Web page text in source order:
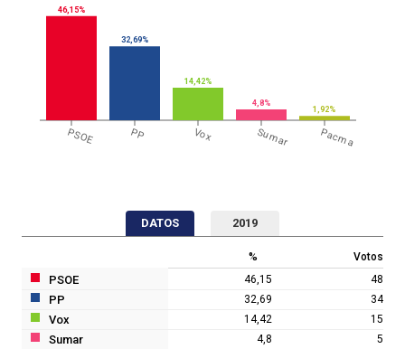
PSOE PP Vox Sumar Pacma
46,15%
32,69%
14,42%
4,8%
1,92%
DATOS 2019
% Votos
PSOE 46,15 48
PP 32,69 34
Vox 14,42 15
Sumar 4,8 5